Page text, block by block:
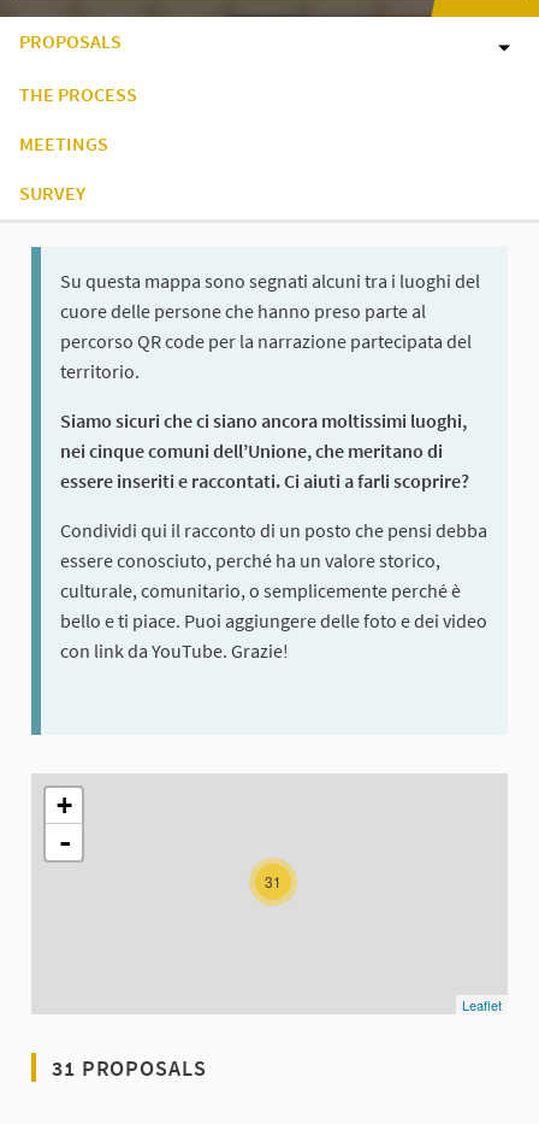
PROPOSALS
THE PROCESS
MEETINGS
SURVEY
Su questa mappa sono segnati alcuni tra i luoghi del
cuore delle persone che hanno preso parte al
percorso QR code per la narrazione partecipata del
territorio.
Siamo sicuri che ci siano ancora moltissimi luoghi,
nei cinque comuni dell’Unione, che meritano di
essere inseriti e raccontati. Ci aiuti a farli scoprire?
Condividi qui il racconto di un posto che pensi debba
essere conosciuto, perché ha un valore storico,
culturale, comunitario, o semplicemente perché è
bello e ti piace. Puoi aggiungere delle foto e dei video
con link da YouTube. Grazie!
The following element is a map which presents the items on
31
+
-
Leaflet
31 PROPOSALS